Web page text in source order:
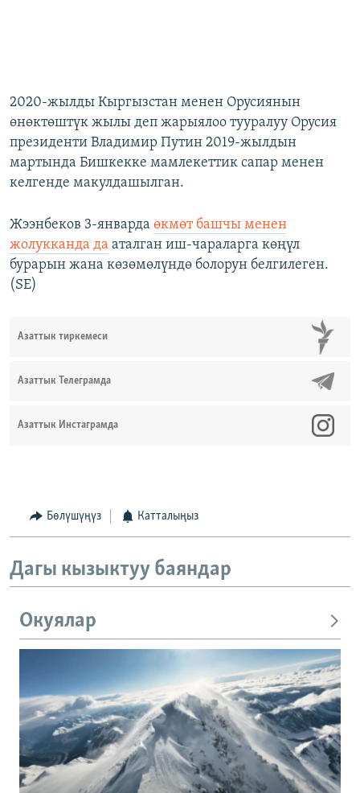
2020-жылды Кыргызстан менен Орусиянын
өнөктөштүк жылы деп жарыялоо тууралуу Орусия
президенти Владимир Путин 2019-жылдын
мартында Бишкекке мамлекеттик сапар менен
келгенде макулдашылган.
Жээнбеков 3-январда өкмөт башчы менен
жолукканда да аталган иш-чараларга көңүл
бурарын жана көзөмөлүндө болорун белгилеген.
(SE)
Азаттык тиркемеси
Азаттык Телеграмда
Азаттык Инстаграмда
Бөлүшүңүз Катталыңыз
Дагы кызыктуу баяндар
Окуялар